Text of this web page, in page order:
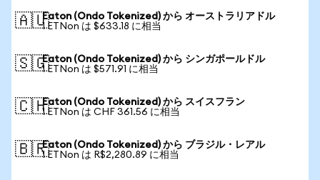
🇦🇺Eaton (Ondo Tokenized) から オーストラリアドル
1 ETNon は $633.18 に相当
🇸🇬Eaton (Ondo Tokenized) から シンガポールドル
1 ETNon は $571.91 に相当
🇨🇭Eaton (Ondo Tokenized) から スイスフラン
1 ETNon は CHF 361.56 に相当
🇧🇷Eaton (Ondo Tokenized) から ブラジル・レアル
1 ETNon は R$2,280.89 に相当